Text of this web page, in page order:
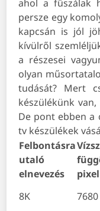
ahol a fűszálak
persze egy
kapcsán is jól
kívülről
a részesei
olyan
tudását? Mert
készülékünk
De pont ebben a
tv készülékek
Felbontásra
utaló
elnevezés
8K